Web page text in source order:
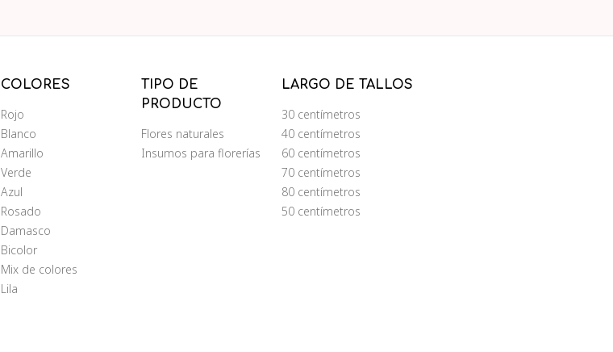
COLORES
Rojo
Blanco
Amarillo
Verde
Azul
Rosado
Damasco
Bicolor
Mix de colores
Lila
TIPO DE
PRODUCTO
Flores naturales
Insumos para florerías
LARGO DE TALLOS
30 centímetros
40 centímetros
60 centímetros
70 centímetros
80 centímetros
50 centímetros